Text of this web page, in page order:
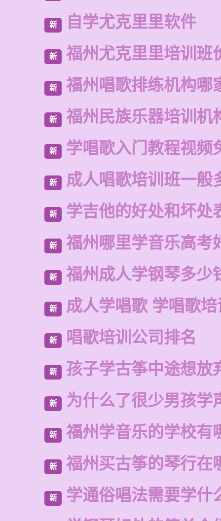
新 自学尤克里里软件
新 福州尤克里里培训班
新 福州唱歌排练机构哪
新 福州民族乐器培训机
新 学唱歌入门教程视频
新 成人唱歌培训班一般
新 学吉他的好处和坏处
新 福州哪里学音乐高考
新 福州成人学钢琴多少
新 成人学唱歌 学唱歌
新 唱歌培训公司排名
新 孩子学古筝中途想放
新 为什么了很少男孩学
新 福州学音乐的学校有
新 福州买古筝的琴行在
新
学通俗唱法需要学什